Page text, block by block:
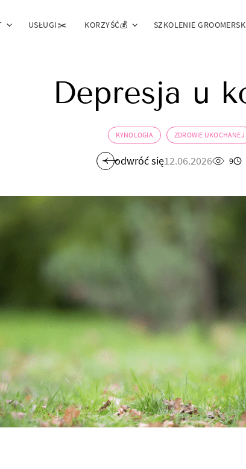
USŁUGI✂️ KORZYŚĆ💰 SZKOLENIE
Depresja u
KYNOLOGIA ZDROWIE UKOCHANEJ
odwróć się12.06.2026 9